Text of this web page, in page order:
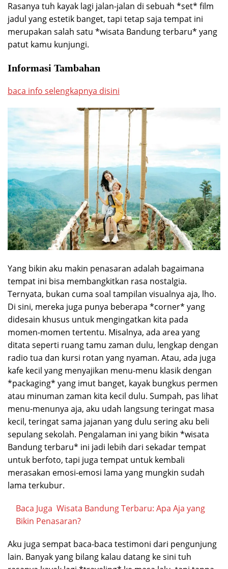
Rasanya tuh kayak lagi jalan-jalan di sebuah *set* film
jadul yang estetik banget, tapi tetap saja tempat ini
merupakan salah satu *wisata Bandung terbaru* yang
patut kamu kunjungi.
Informasi Tambahan
baca info selengkapnya disini
Yang bikin aku makin penasaran adalah bagaimana
tempat ini bisa membangkitkan rasa nostalgia.
Ternyata, bukan cuma soal tampilan visualnya aja, lho.
Di sini, mereka juga punya beberapa *corner* yang
didesain khusus untuk mengingatkan kita pada
momen-momen tertentu. Misalnya, ada area yang
ditata seperti ruang tamu zaman dulu, lengkap dengan
radio tua dan kursi rotan yang nyaman. Atau, ada juga
kafe kecil yang menyajikan menu-menu klasik dengan
*packaging* yang imut banget, kayak bungkus permen
atau minuman zaman kita kecil dulu. Sumpah, pas lihat
menu-menunya aja, aku udah langsung teringat masa
kecil, teringat sama jajanan yang dulu sering aku beli
sepulang sekolah. Pengalaman ini yang bikin *wisata
Bandung terbaru* ini jadi lebih dari sekadar tempat
untuk berfoto, tapi juga tempat untuk kembali
merasakan emosi-emosi lama yang mungkin sudah
lama terkubur.
Baca Juga Wisata Bandung Terbaru: Apa Aja yang
Bikin Penasaran?
Aku juga sempat baca-baca testimoni dari pengunjung
lain. Banyak yang bilang kalau datang ke sini tuh